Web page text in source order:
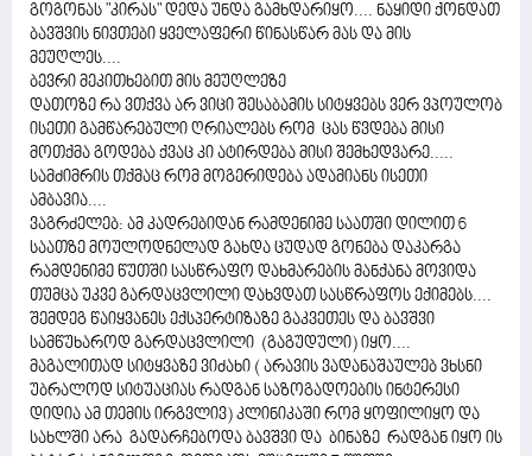
გოგონას "კირას" დედა უნდა გამხდარიყო.... ნაყიდი ქონდათ
ბავშვის ნივთები ყველაფერი წინასწარ მას და მის
მეუღლეს....
ბევრი მეკითხებით მის მეუღლეზე
დათოზე რა ვთქვა არ ვიცი შესაბამის სიტყვებს ვერ ვპოულობ
ისეთი გამწარებული ღრიალებს რომ ცას წვდება მისი
მოთქმა გოდება ქვაც კი ატირდება მისი შემხედვარე.....
სამძიმრის თქმაც რომ მოგერიდება ადამიანს ისეთი
ამბავია....
ვაგრძელებ: ამ კადრებიდან რამდენიმე საათში დილით 6
საათზე მოულოდნელად გახდა ცუდად გონება დაკარგა
რამდენიმე წუთში სასწრაფო დახმარების მანქანა მოვიდა
თუმცა უკვე გარდაცვლილი დახვდათ სასწრაფოს ექიმებს....
შემდეგ წაიყვანეს ექსპერტიზაზე გაკვეთეს და ბავშვი
სამწუხაროდ გარდაცვლილი (გაგუდული) იყო....
მაგალითად სიტყვაზე ვიძახი ( არავის ვადანაშაულებ ვხსნი
უბრალოდ სიტუაციას რადგან საზოგადოების ინტერესი
დიდია ამ თემის ირგვლივ) კლინიკაში რომ ყოფილიყო და
სახლში არა გადარჩებოდა ბავშვი და ბინაზე რადგან იყო ის